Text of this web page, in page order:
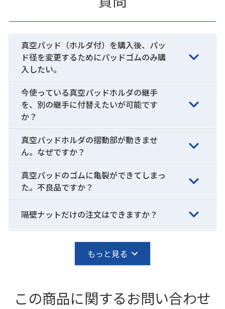
真空パッド（ホルダ付）を購入後、パッ
ド径を変更するためにパッドゴムのみ購
入したい。
今使っている真空パッドホルダの継手
を、別の継手に付替えたいが可能です
か？
真空パッドホルダの摺動部が動きませ
ん。なぜですか？
真空パッドのゴムに亀裂ができてしまっ
た。不良品ですか？
隔壁ナットだけの注文はできますか？
もっと見る
この商品に関するお問い合わせ